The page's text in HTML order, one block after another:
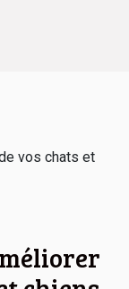
vos chats et